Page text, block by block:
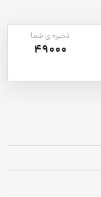
ذخیره ی شما
49000